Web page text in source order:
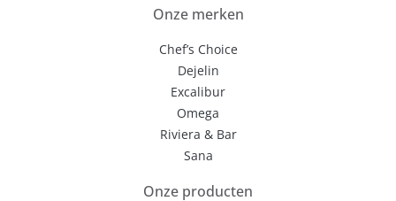
Onze merken
Chef’s Choice
Dejelin
Excalibur
Omega
Riviera & Bar
Sana
Onze producten